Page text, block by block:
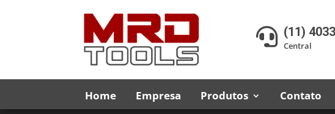
 (11)
Central
Home Empresa Produtos Contato